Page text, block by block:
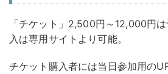
「チケット」2,500円～12,000円
入は専用サイトより可能。
チケット購入者には当日参加用の